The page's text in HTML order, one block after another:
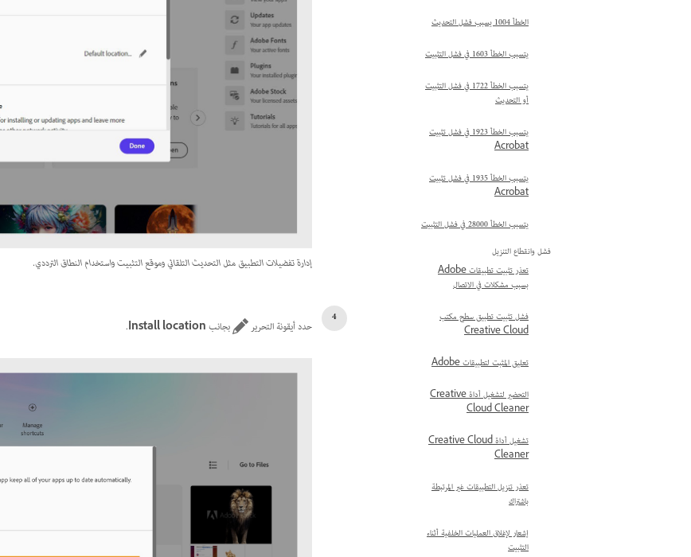
الخطأ 1004 يسبب فشل التحديث
يتسبب الخطأ 1603 في فشل التثبيت
يتسبب الخطأ 1722 في فشل التثبيت
أو التحديث
يتسبب الخطأ 1923 في فشل تثبيت
Acrobat
يتسبب الخطأ 1935 في فشل تثبيت
Acrobat
يتسبب الخطأ 28000 في فشل التثبيت
فشل وانقطاع التنزيل
تعذر تثبيت تطبيقات Adobe
بسبب مشكلات في الاتصال
فشل تثبيت تطبيق سطح مكتب
Creative Cloud
تعليق المثبت لتطبيقات Adobe
التحضير لتشغيل أداة Creative
Cloud Cleaner
تشغيل أداة Creative Cloud
Cleaner
تعذر تنزيل التطبيقات غير المرتبطة
باشتراك
إشعار لإغلاق العمليات الخلفية أثناء
التثبيت
إدارة تفضيلات التطبيق مثل التحديث التلقائي وموقع التثبيت واستخدام النطاق الترددي.
حدد أيقونة التحرير بجانبInstall location
.